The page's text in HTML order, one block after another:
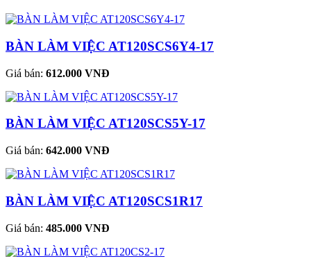
BÀN LÀM VIỆC AT120SCS6Y4-17
Giá bán: 612.000 VNĐ
BÀN LÀM VIỆC AT120SCS5Y-17
Giá bán: 642.000 VNĐ
BÀN LÀM VIỆC AT120SCS1R17
Giá bán: 485.000 VNĐ